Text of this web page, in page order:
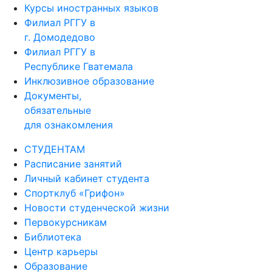
Курсы иностранных языков
Филиал РГГУ в
г. Домодедово
Филиал РГГУ в
Республике Гватемала
Инклюзивное образование
Документы,
обязательные
для ознакомления
СТУДЕНТАМ
Расписание занятий
Личный кабинет студента
Спортклуб «Грифон»
Новости студенческой жизни
Первокурсникам
Библиотека
Центр карьеры
Образование